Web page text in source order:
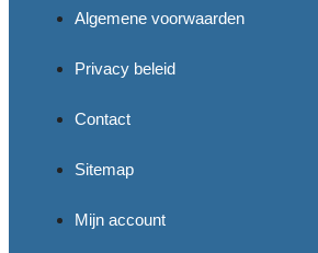
Algemene voorwaarden
Privacy beleid
Contact
Sitemap
Mijn account